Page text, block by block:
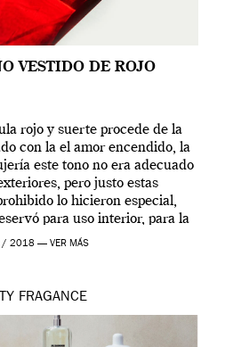
VESTIDO DE ROJO
rojo y suerte procede de la
con la el amor encendido, la
este tono no era adecuado
pero justo estas
lo hicieron especial,
para uso interior, para la
ropa […]
/ 2018 — VER MÁS
FRAGANCE